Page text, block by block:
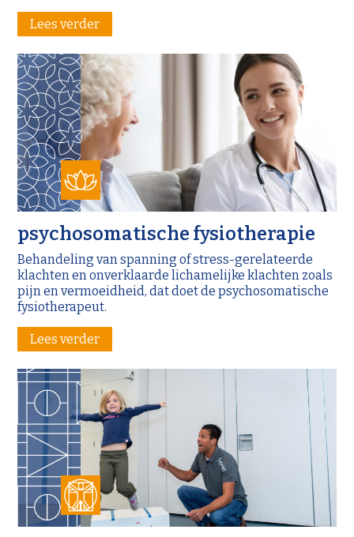
Lees verder
psychosomatische fysiotherapie
Behandeling van spanning of stress-gerelateerde
klachten en onverklaarde lichamelijke klachten zoals
pijn en vermoeidheid, dat doet de psychosomatische
fysiotherapeut.
Lees verder